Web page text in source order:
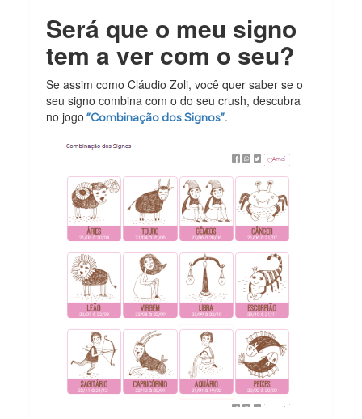
Será que o meu signo
tem a ver com o seu?
Se assim como Cláudio Zoli, você quer saber se o
seu signo combina com o do seu crush, descubra
no jogo “Combinação dos Signos”.